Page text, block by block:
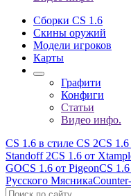
Сборки CS 1.6
Скины оружий
Модели игроков
Карты
Графити
Конфиги
Статьи
Видео инфо.
CS 1.6 в стиле CS 2CS 1.6
Standoff 2CS 1.6 от
GOCS 1.6 от PigeonCS
Русского Мясника